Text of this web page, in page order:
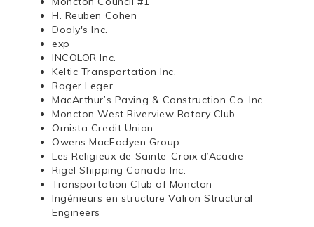
H. Reuben Cohen
Dooly's Inc.
exp
INCOLOR Inc.
Keltic Transportation Inc.
Roger Leger
MacArthur’s Paving & Construction Co. Inc.
Moncton West Riverview Rotary Club
Omista Credit Union
Owens MacFadyen Group
Les Religieux de Sainte-Croix d’Acadie
Rigel Shipping Canada Inc.
Transportation Club of Moncton
Ingénieurs en structure Valron Structural
Engineers